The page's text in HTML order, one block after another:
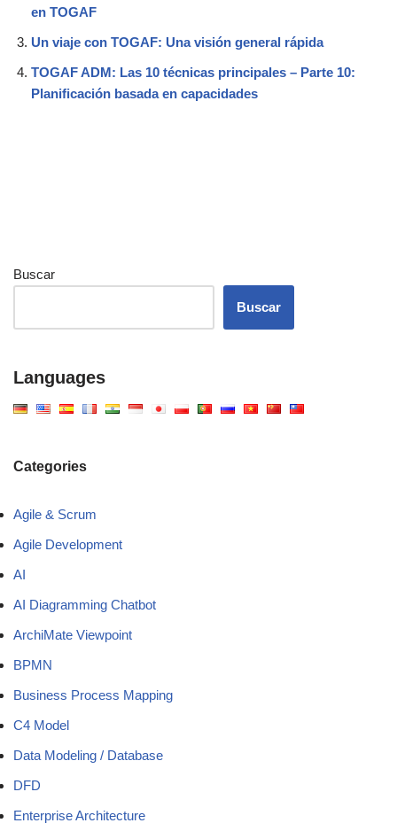
en TOGAF
Un viaje con TOGAF: Una visión general rápida
TOGAF ADM: Las 10 técnicas principales – Parte 10:
Planificación basada en capacidades
Buscar
Buscar
Languages
Categories
Agile & Scrum
Agile Development
AI
AI Diagramming Chatbot
ArchiMate Viewpoint
BPMN
Business Process Mapping
C4 Model
Data Modeling / Database
DFD
Enterprise Architecture